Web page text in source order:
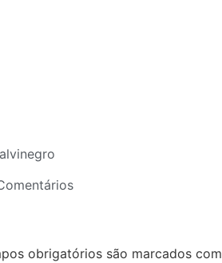
obrigatórios são marcados com